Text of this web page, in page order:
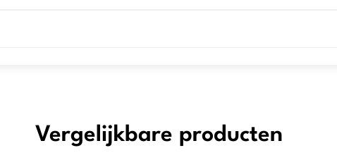
Vergelijkbare producten